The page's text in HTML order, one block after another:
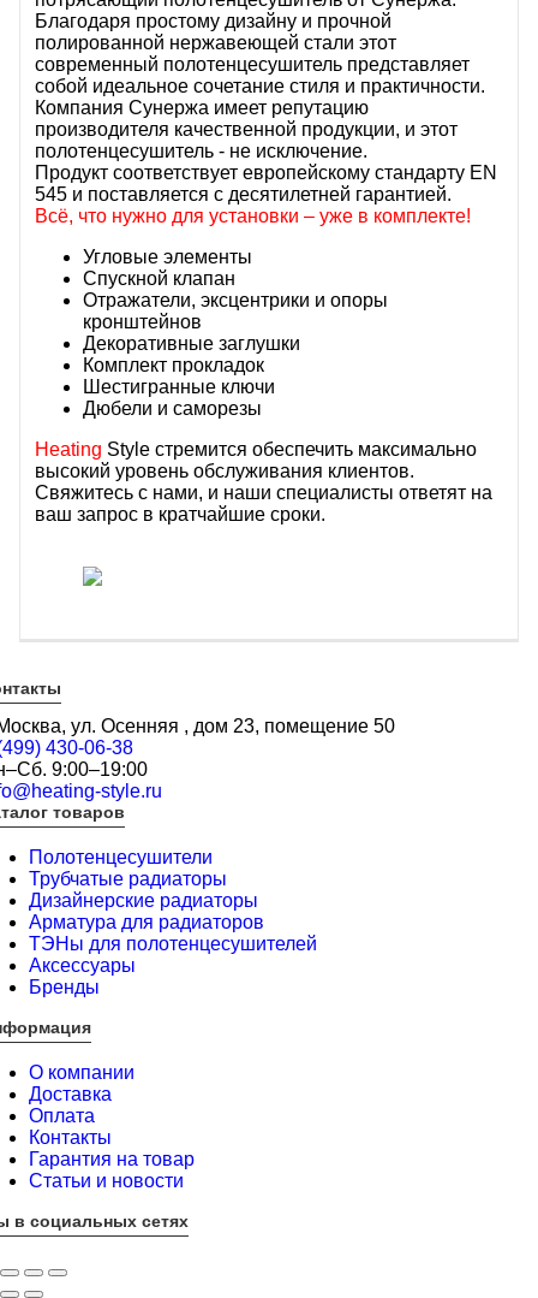
Благодаря простому дизайну и прочной
полированной нержавеющей стали этот
современный полотенцесушитель представляет
собой идеальное сочетание стиля и практичности.
Компания Сунержа имеет репутацию
производителя качественной продукции, и этот
полотенцесушитель - не исключение.
Продукт соответствует европейскому стандарту EN
545 и поставляется с десятилетней гарантией.
Всё, что нужно для установки – уже в комплекте!
Угловые элементы
Спускной клапан
Отражатели, эксцентрики и опоры
кронштейнов
Декоративные заглушки
Комплект прокладок
Шестигранные ключи
Дюбели и саморезы
Heating Style стремится обеспечить максимально
высокий уровень обслуживания клиентов.
Свяжитесь с нами, и наши специалисты ответят на
ваш запрос в кратчайшие сроки.
ул. Осенняя , дом 23, помещение 50
430-06-38
9:00–19:00
style.ru
товаров
Полотенцесушители
Трубчатые радиаторы
Дизайнерские радиаторы
Арматура для радиаторов
ТЭНы для полотенцесушителей
Аксессуары
Бренды
О компании
Доставка
Оплата
Контакты
Гарантия на товар
Статьи и новости
в социальных сетях